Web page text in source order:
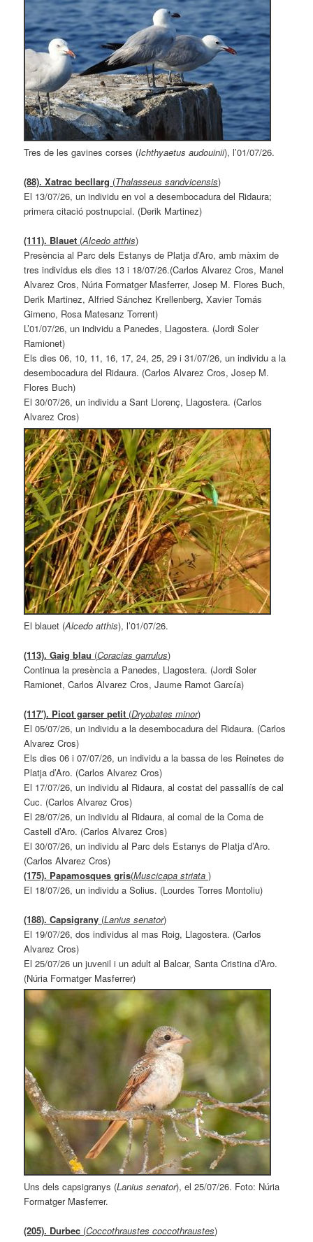
Tres de les gavines corses (Ichthyaetus audouinii), l’01/07/26.
(88). Xatrac becllarg (Thalasseus sandvicensis)
El 13/07/26, un individu en vol a desembocadura del Ridaura;
primera citació postnupcial. (Derik Martinez)
(111). Blauet (Alcedo atthis)
Presència al Parc dels Estanys de Platja d’Aro, amb màxim de
tres individus els dies 13 i 18/07/26.(Carlos Alvarez Cros, Manel
Alvarez Cros, Núria Formatger Masferrer, Josep M. Flores Buch,
Derik Martinez, Alfried Sánchez Krellenberg, Xavier Tomás
Gimeno, Rosa Matesanz Torrent)
L’01/07/26, un individu a Panedes, Llagostera. (Jordi Soler
Ramionet)
Els dies 06, 10, 11, 16, 17, 24, 25, 29 i 31/07/26, un individu a la
desembocadura del Ridaura. (Carlos Alvarez Cros, Josep M.
Flores Buch)
El 30/07/26, un individu a Sant Llorenç, Llagostera. (Carlos
Alvarez Cros)
El blauet (Alcedo atthis), l’01/07/26.
(113). Gaig blau (Coracias garrulus)
Continua la presència a Panedes, Llagostera. (Jordi Soler
Ramionet, Carlos Alvarez Cros, Jaume Ramot García)
(117′). Picot garser petit (Dryobates minor)
El 05/07/26, un individu a la desembocadura del Ridaura. (Carlos
Alvarez Cros)
Els dies 06 i 07/07/26, un individu a la bassa de les Reinetes de
Platja d’Aro. (Carlos Alvarez Cros)
El 17/07/26, un individu al Ridaura, al costat del passallís de cal
Cuc. (Carlos Alvarez Cros)
El 28/07/26, un individu al Ridaura, al comal de la Coma de
Castell d’Aro. (Carlos Alvarez Cros)
El 30/07/26, un individu al Parc dels Estanys de Platja d’Aro.
(Carlos Alvarez Cros)
(175). Papamosques gris(Muscicapa striata)
El 18/07/26, un individu a Solius. (Lourdes Torres Montoliu)
(188). Capsigrany (Lanius senator)
El 19/07/26, dos individus al mas Roig, Llagostera. (Carlos
Alvarez Cros)
El 25/07/26 un juvenil i un adult al Balcar, Santa Cristina d’Aro.
(Núria Formatger Masferrer)
Uns dels capsigranys (Lanius senator), el 25/07/26. Foto: Núria
Formatger Masferrer.
(205). Durbec (Coccothraustes coccothraustes)